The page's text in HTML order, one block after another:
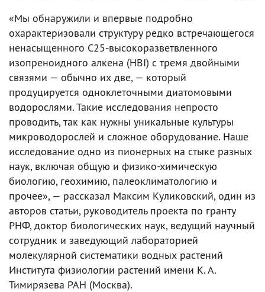
«Мы обнаружили и впервые подробно
охарактеризовали структуру редко встречающегося
ненасыщенного С25-высокоразветвленного
изопреноидного алкена (HBI) с тремя двойными
связями — обычно их две, — который
продуцируется одноклеточными диатомовыми
водорослями. Такие исследования непросто
проводить, так как нужны уникальные культуры
микроводорослей и сложное оборудование. Наше
исследование одно из пионерных на стыке разных
наук, включая общую и физико-химическую
биологию, геохимию, палеоклиматологию и
прочее», — рассказал Максим Куликовский, один из
авторов статьи, руководитель проекта по гранту
РНФ, доктор биологических наук, ведущий научный
сотрудник и заведующий лабораторией
молекулярной систематики водных растений
Института физиологии растений имени К. А.
Тимирязева РАН (Москва).